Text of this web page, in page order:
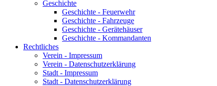
Geschichte
Geschichte - Feuerwehr
Geschichte - Fahrzeuge
Geschichte - Gerätehäuser
Geschichte - Kommandanten
Rechtliches
Verein - Impressum
Verein - Datenschutzerklärung
Stadt - Impressum
Stadt - Datenschutzerklärung